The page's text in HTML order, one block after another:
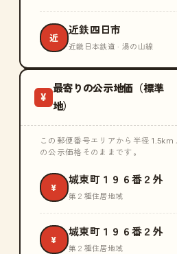
近
近鉄四日市
近畿日本鉄道 · 湯の山線
¥
最寄りの公示地価（標準
地）
この郵便番号エリアから半径
の公示価格そのままです。
¥
城東町１９６番２外
第２種住居地域
¥
城東町１９６番２外
第２種住居地域